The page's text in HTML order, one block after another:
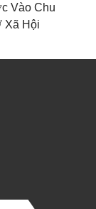
Vào Chu
Xã Hội